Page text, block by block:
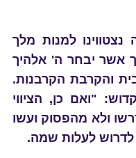
למנות מלך
אשר יבחר ה' אלהיך
והקרבת הקרבנות.
"ואם כן, הציווי
ולא מהפסוק ועשו
לעלות שמה.